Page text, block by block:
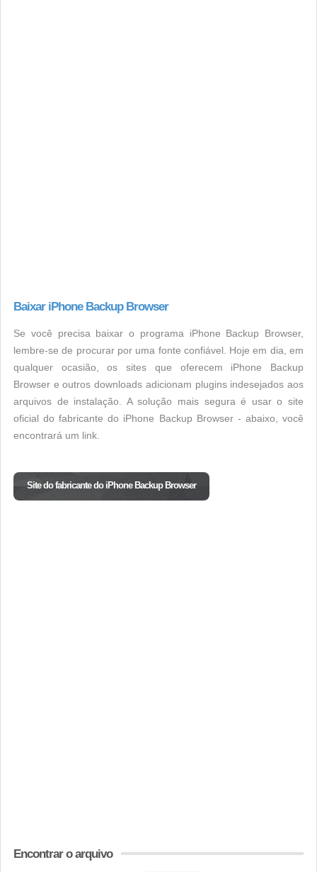
Baixar iPhone Backup Browser
Se você precisa baixar o programa iPhone Backup Browser,
lembre-se de procurar por uma fonte confiável. Hoje em dia, em
qualquer ocasião, os sites que oferecem iPhone Backup
Browser e outros downloads adicionam plugins indesejados aos
arquivos de instalação. A solução mais segura é usar o site
oficial do fabricante do iPhone Backup Browser - abaixo, você
encontrará um link.
Site do fabricante do iPhone Backup Browser
Encontrar o arquivo